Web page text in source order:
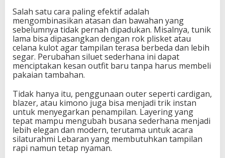
Salah satu cara paling efektif adalah
mengombinasikan atasan dan bawahan yang
sebelumnya tidak pernah dipadukan. Misalnya, tunik
lama bisa dipasangkan dengan rok plisket atau
celana kulot agar tampilan terasa berbeda dan lebih
segar. Perubahan siluet sederhana ini dapat
menciptakan kesan outfit baru tanpa harus membeli
pakaian tambahan.
Tidak hanya itu, penggunaan outer seperti cardigan,
blazer, atau kimono juga bisa menjadi trik instan
untuk menyegarkan penampilan. Layering yang
tepat mampu mengubah busana sederhana menjadi
lebih elegan dan modern, terutama untuk acara
silaturahmi Lebaran yang membutuhkan tampilan
rapi namun tetap nyaman.